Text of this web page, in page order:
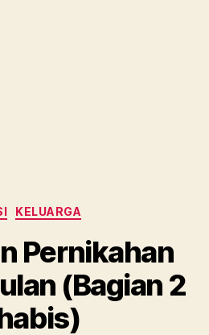
Categories
KELUARGA
Pernikahan
(Bagian 2